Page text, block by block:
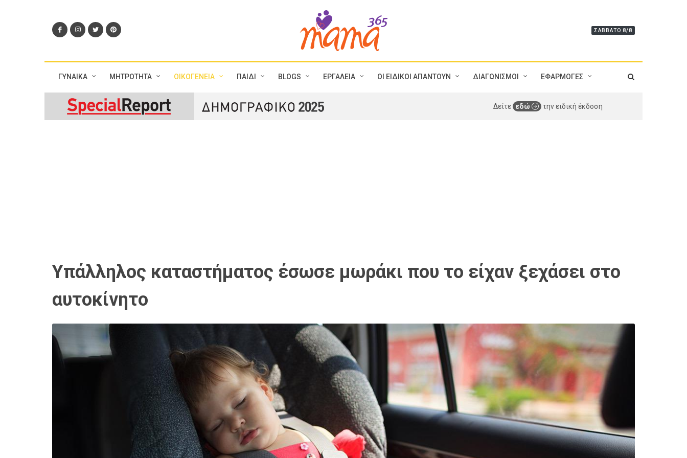
ΣΆΒΒΑΤΟ 8/8
ΓΥΝΑΙΚΑ ΜΗΤΡΟΤΗΤΑ ΟΙΚΟΓΕΝΕΙΑ ΠΑΙΔΙ BLOGS ΕΡΓΑΛΕΙΑ ΟΙ ΕΙΔΙΚΟΙ ΑΠΑΝΤΟΥΝ ΔΙΑΓΩΝΙΣΜΟΙ ΕΦΑΡΜΟΓΕΣ
Δείτε εδώ την ειδική έκδοση
Υπάλληλος καταστήματος έσωσε μωράκι που το είχαν ξεχάσει στο
αυτοκίνητο